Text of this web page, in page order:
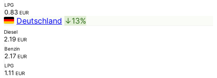
LPG
0.83 EUR
Deutschland ↓13%
Diesel
2.19 EUR
Benzin
2.17 EUR
LPG
1.11 EUR